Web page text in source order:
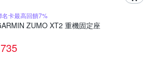
名卡最高回饋7%
ZUMO XT2 重機固定座
735